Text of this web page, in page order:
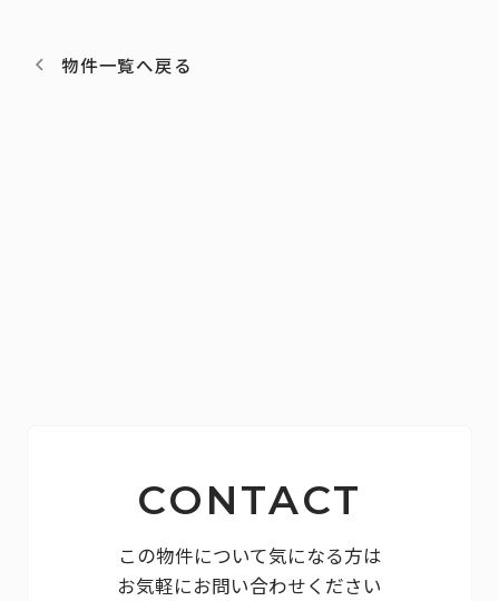
物件一覧へ戻る
CONTACT
この物件について気になる方は
お気軽にお問い合わせください